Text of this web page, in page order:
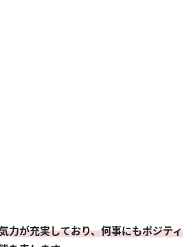
力が充実しており、何事にもポジティ